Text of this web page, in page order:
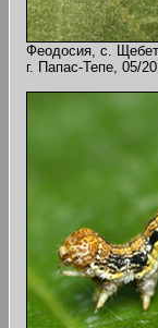
Феодосия, с.
г. Папас-Тепе, 05/